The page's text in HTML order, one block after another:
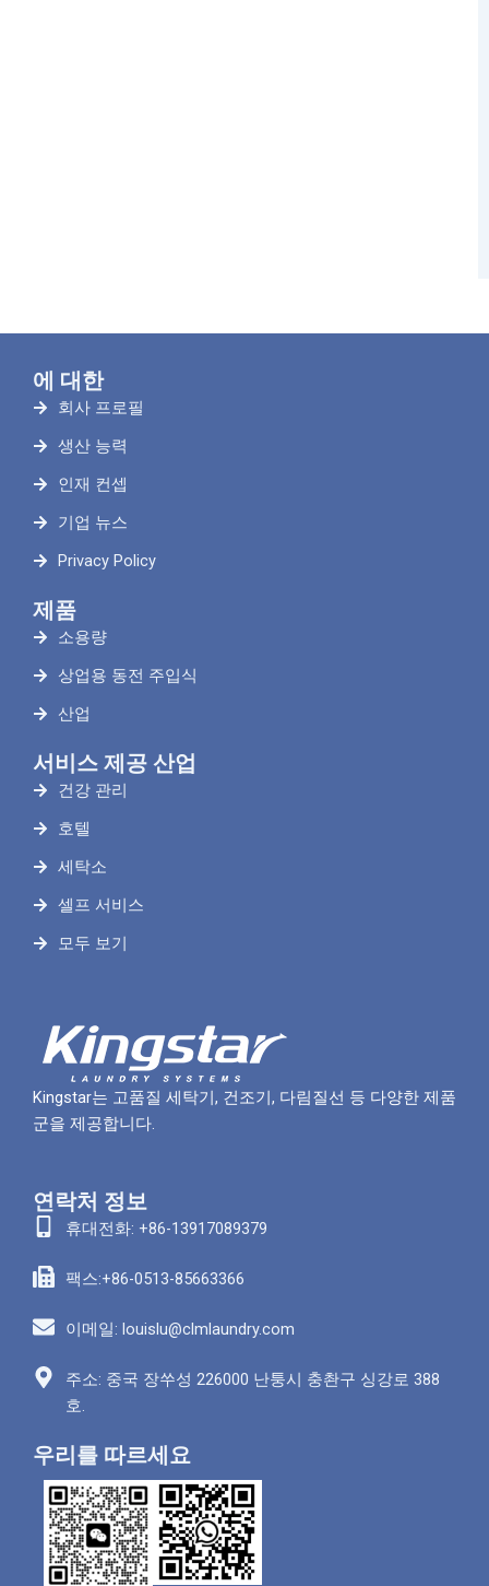
에 대한
회사 프로필
생산 능력
인재 컨셉
기업 뉴스
Privacy Policy
제품
소용량
상업용 동전 주입식
산업
서비스 제공 산업
건강 관리
호텔
세탁소
셀프 서비스
모두 보기
Kingstar는 고품질 세탁기, 건조기, 다림질선 등 다양한 제품
군을 제공합니다.
연락처 정보
휴대전화: +86-13917089379
팩스:+86-0513-85663366
이메일: louislu@clmlaundry.com
주소: 중국 장쑤성 226000 난퉁시 충촨구 싱강로 388
호.
우리를 따르세요